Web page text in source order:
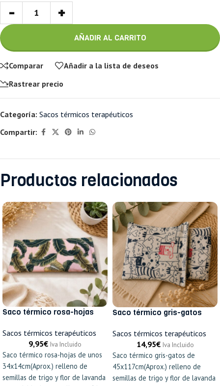
- +
AÑADIR AL CARRITO
Comparar
Añadir a la lista de deseos
Rastrear precio
Categoría: Sacos térmicos terapéuticos
Compartir:
Productos relacionados
Saco térmico rosa-hojas
Sacos térmicos terapéuticos
9,95€ Iva Incluido
Saco térmico rosa-hojas de unos
34x14cm(Aprox.) relleno de
semillas de trigo y flor de lavanda
Saco térmico gris-gatos
Sacos térmicos terapéuticos
14,95€ Iva Incluido
Saco térmico gris-gatos de
45x117cm(Aprox.) relleno de
semillas de trigo y flor de lavanda